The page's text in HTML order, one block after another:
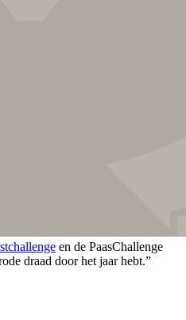
en de PaasChallenge
draad door het jaar hebt.”